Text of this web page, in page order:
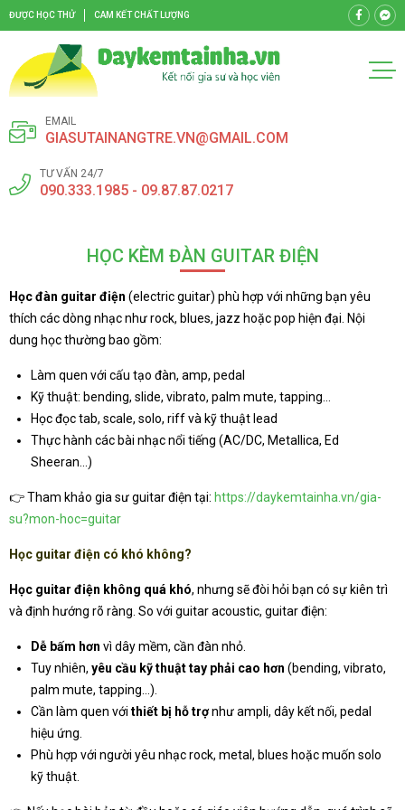
ĐƯỢC HỌC THỬ CAM KẾT CHẤT LƯỢNG
EMAIL
GIASUTAINANGTRE.VN@GMAIL.COM
TƯ VẤN 24/7
090.333.1985 - 09.87.87.0217
HỌC KÈM ĐÀN GUITAR ĐIỆN
Học đàn guitar điện (electric guitar) phù hợp với những bạn yêu
thích các dòng nhạc như rock, blues, jazz hoặc pop hiện đại. Nội
dung học thường bao gồm:
Làm quen với cấu tạo đàn, amp, pedal
Kỹ thuật: bending, slide, vibrato, palm mute, tapping…
Học đọc tab, scale, solo, riff và kỹ thuật lead
Thực hành các bài nhạc nổi tiếng (AC/DC, Metallica, Ed
Sheeran…)
👉 Tham khảo gia sư guitar điện tại: https://daykemtainha.vn/gia-
su?mon-hoc=guitar
Học guitar điện có khó không?
Học guitar điện không quá khó, nhưng sẽ đòi hỏi bạn có sự kiên trì
và định hướng rõ ràng. So với guitar acoustic, guitar điện:
Dễ bấm hơn vì dây mềm, cần đàn nhỏ.
Tuy nhiên, yêu cầu kỹ thuật tay phải cao hơn (bending, vibrato,
palm mute, tapping…).
Cần làm quen với thiết bị hỗ trợnhư ampli, dây kết nối, pedal
hiệu ứng.
Phù hợp với người yêu nhạc rock, metal, blues hoặc muốn solo
kỹ thuật.